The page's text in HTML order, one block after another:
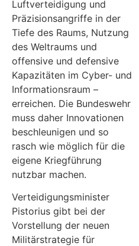
Luftverteidigung und
Präzisionsangriffe in der
Tiefe des Raums, Nutzung
des Weltraums und
offensive und defensive
Kapazitäten im Cyber- und
Informationsraum –
erreichen. Die Bundeswehr
muss daher Innovationen
beschleunigen und so
rasch wie möglich für die
eigene Kriegführung
nutzbar machen.
Verteidigungsminister
Pistorius gibt bei der
Vorstellung der neuen
Militärstrategie für